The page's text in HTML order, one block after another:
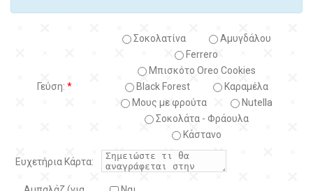
Γεύση: *
Σοκολατίνα
Αμυγδάλου
Ferrero
Μπισκότο Oreo Cookies
Black Forest
Kαραμέλα
Μους με φρούτα
Nutella
Σοκολάτα - Φράουλα
Κάστανο
Ευχετήρια Κάρτα: